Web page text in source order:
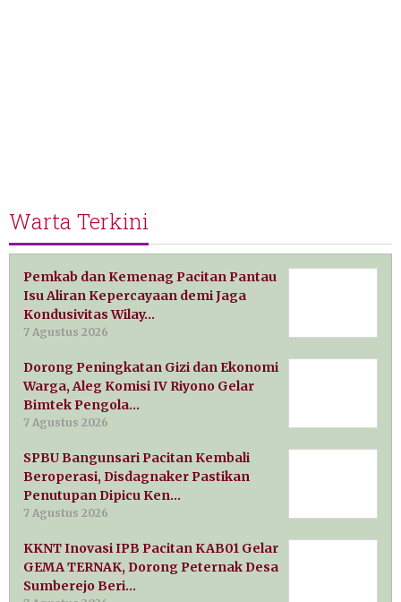
Warta Terkini
Pemkab dan Kemenag Pacitan Pantau
Isu Aliran Kepercayaan demi Jaga
Kondusivitas Wilay…
7 Agustus 2026
Dorong Peningkatan Gizi dan Ekonomi
Warga, Aleg Komisi IV Riyono Gelar
Bimtek Pengola…
7 Agustus 2026
SPBU Bangunsari Pacitan Kembali
Beroperasi, Disdagnaker Pastikan
Penutupan Dipicu Ken…
7 Agustus 2026
KKNT Inovasi IPB Pacitan KAB01 Gelar
GEMA TERNAK, Dorong Peternak Desa
Sumberejo Beri…